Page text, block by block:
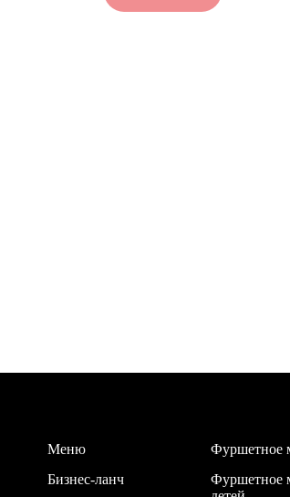
Меню
Бизнес-ланч
Фуршетное
Фуршетное